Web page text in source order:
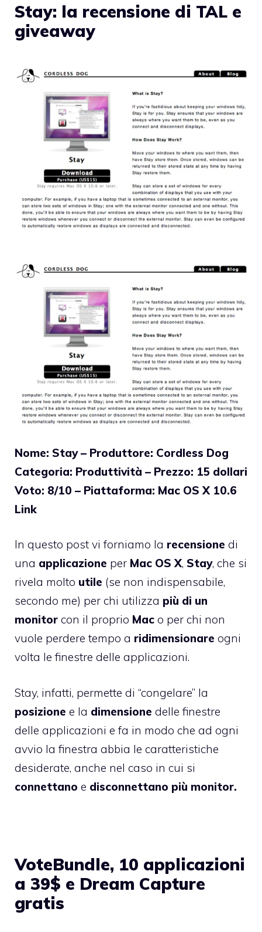
Stay: la recensione di TAL e
giveaway
Nome: Stay – Produttore: Cordless Dog
Categoria: Produttività – Prezzo: 15 dollari
Voto: 8/10 – Piattaforma: Mac OS X 10.6
Link
In questo post vi forniamo la recensione di
una applicazione per Mac OS X, Stay, che si
rivela molto utile (se non indispensabile,
secondo me) per chi utilizza più di un
monitor con il proprio Mac o per chi non
vuole perdere tempo a ridimensionare ogni
volta le finestre delle applicazioni.
Stay, infatti, permette di “congelare” la
posizione e la dimensione delle finestre
delle applicazioni e fa in modo che ad ogni
avvio la finestra abbia le caratteristiche
desiderate, anche nel caso in cui si
connettano e disconnettano più monitor.
VoteBundle, 10 applicazioni
a 39$ e Dream Capture
gratis